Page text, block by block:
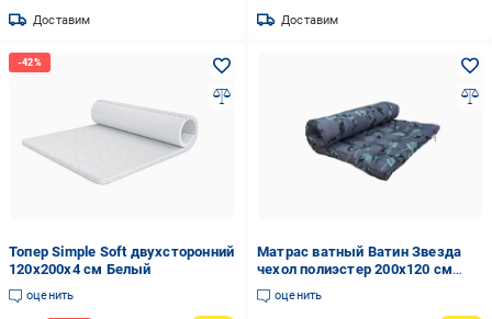
Доставим Доставим
Топер Simple Soft двухсторонний
120x200х4 см Белый
оценить
Матрас ватный Ватин Звезда
чехол полиэстер 200х120 см
(19/60п/57)
оценить